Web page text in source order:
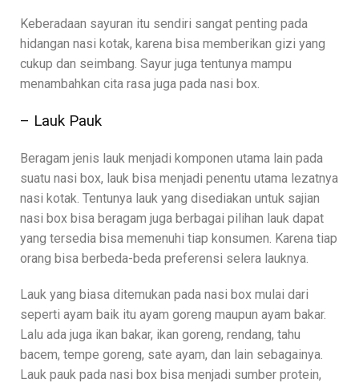
Keberadaan sayuran itu sendiri sangat penting pada
hidangan nasi kotak, karena bisa memberikan gizi yang
cukup dan seimbang. Sayur juga tentunya mampu
menambahkan cita rasa juga pada nasi box.
– Lauk Pauk
Beragam jenis lauk menjadi komponen utama lain pada
suatu nasi box, lauk bisa menjadi penentu utama lezatnya
nasi kotak. Tentunya lauk yang disediakan untuk sajian
nasi box bisa beragam juga berbagai pilihan lauk dapat
yang tersedia bisa memenuhi tiap konsumen. Karena tiap
orang bisa berbeda-beda preferensi selera lauknya.
Lauk yang biasa ditemukan pada nasi box mulai dari
seperti ayam baik itu ayam goreng maupun ayam bakar.
Lalu ada juga ikan bakar, ikan goreng, rendang, tahu
bacem, tempe goreng, sate ayam, dan lain sebagainya.
Lauk pauk pada nasi box bisa menjadi sumber protein,